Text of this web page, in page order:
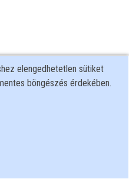
elengedhetetlen sütiket
böngészés érdekében.